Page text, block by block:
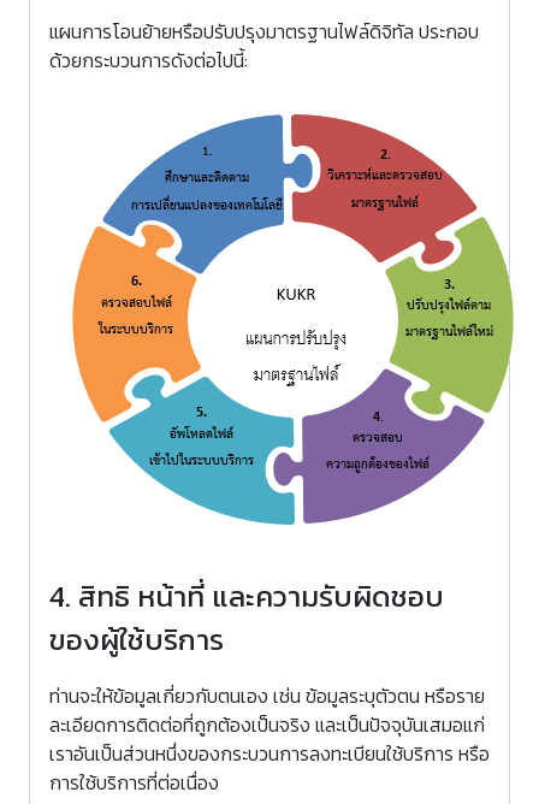
แผนการโอนย้ายหรือปรับปรุงมาตรฐานไฟล์ดิจิทัล ประกอบ
ด้วยกระบวนการดังต่อไปนี้:
4. สิทธิ หน้าที่ และความรับผิดชอบ
ของผู้ใช้บริการ
ท่านจะให้ข้อมูลเกี่ยวกับตนเอง เช่น ข้อมูลระบุตัวตน หรือราย
ละเอียดการติดต่อที่ถูกต้องเป็นจริง และเป็นปัจจุบันเสมอแก่
เราอันเป็นส่วนหนึ่งของกระบวนการลงทะเบียนใช้บริการ หรือ
การใช้บริการที่ต่อเนื่อง